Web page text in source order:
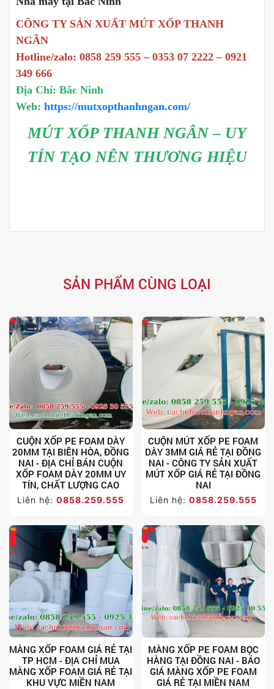
CÔNG TY SẢN XUẤT MÚT XỐP THANH
NGÂN
Hotline/zalo: 0858 259 555 – 0353 07 2222 – 0921
349 666
Địa Chỉ: Bắc Ninh
Web: https://mutxopthanhngan.com/
MÚT XỐP THANH NGÂN – UY
TÍN TẠO NÊN THƯƠNG HIỆU
SẢN PHẨM CÙNG LOẠI
CUỘN XỐP PE FOAM DÀY
20MM TẠI BIÊN HÒA, ĐỒNG
NAI - ĐỊA CHỈ BÁN CUỘN
XỐP FOAM DÀY 20MM UY
TÍN, CHẤT LƯỢNG CAO
Liên hệ:0858.259.555
CUỘN MÚT XỐP PE FOAM
DÀY 3MM GIÁ RẺ TẠI ĐỒNG
NAI - CÔNG TY SẢN XUẤT
MÚT XỐP GIÁ RẺ TẠI ĐỒNG
NAI
Liên hệ: 0858.259.555
MÀNG XỐP FOAM GIÁ RẺ TẠI
TP HCM - ĐỊA CHỈ MUA
MÀNG XỐP FOAM GIÁ RẺ TẠI
KHU VỰC MIỀN NAM
MÀNG XỐP PE FOAM BỌC
HÀNG TẠI ĐỒNG NAI - BÁO
GIÁ MÀNG XỐP PE FOAM
GIÁ RẺ TẠI MIỀN NAM